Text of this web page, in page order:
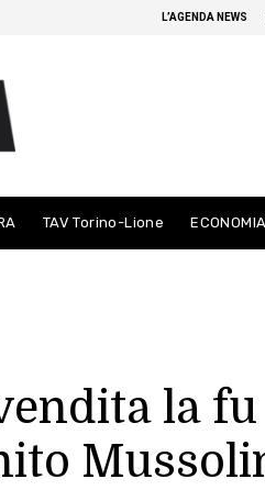
L’AGENDA NEWS
TAV Torino-Lione ECONOMIA
la fu